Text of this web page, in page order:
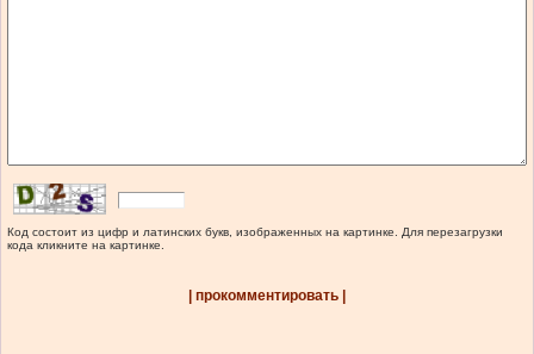
Код состоит из цифр и латинских букв, изображенных на картинке. Для перезагрузки
кода кликните на картинке.
| прокомментировать |